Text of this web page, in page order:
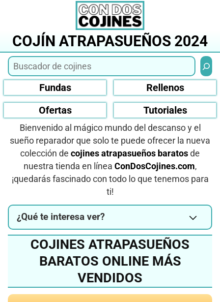
COJÍN ATRAPASUEÑOS 2024
Fundas
Rellenos
Ofertas
Tutoriales
Bienvenido al mágico mundo del descanso y el
sueño reparador que solo te puede ofrecer la nueva
colección de cojines atrapasueños baratos de
nuestra tienda en línea ConDosCojines.com,
¡quedarás fascinado con todo lo que tenemos para
ti!
¿Qué te interesa ver?
COJINES ATRAPASUEÑOS
BARATOS ONLINE MÁS
VENDIDOS